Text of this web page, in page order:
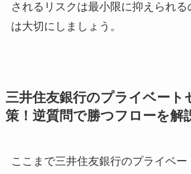
されるリスクは最小限に抑えられ
は大切にしましょう。
三井住友銀行のプライベート
策！逆質問で勝つフローを解
ここまで三井住友銀行のプライベー